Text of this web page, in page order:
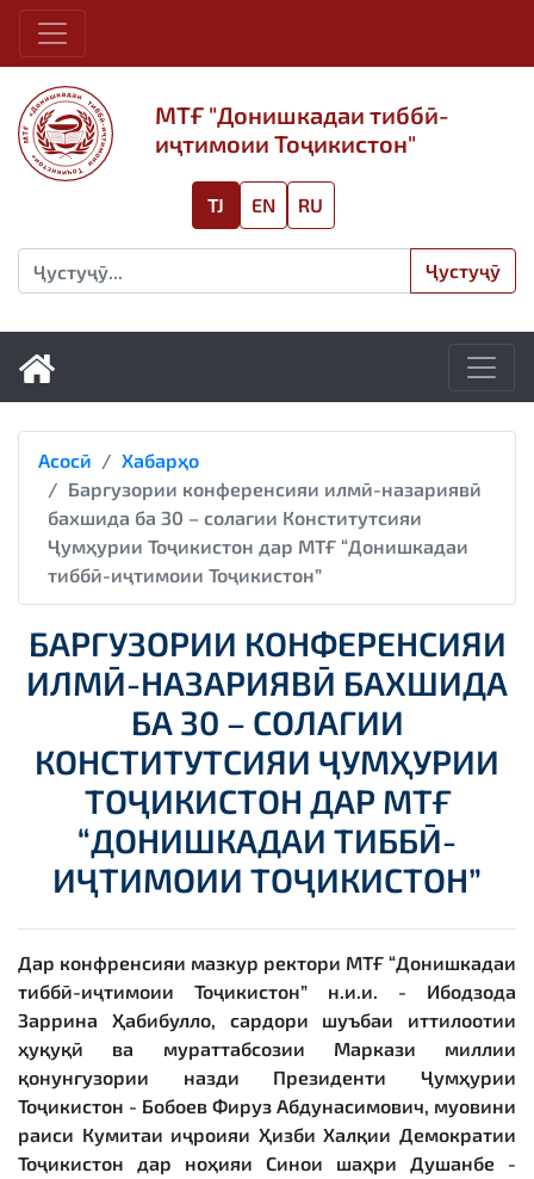
МТҒ "Донишкадаи тиббӣ-
иҷтимоии Тоҷикистон"
Ҷустуҷӯ
TJ RU
EN
Асосӣ
Хабарҳо
Баргузории конференсияи илмӣ-назариявӣ
бахшида ба 30 – солагии Конститутсияи
Ҷумҳурии Тоҷикистон дар МТҒ “Донишкадаи
тиббӣ-иҷтимоии Тоҷикистон”
БАРГУЗОРИИ КОНФЕРЕНСИЯИ
ИЛМӢ-НАЗАРИЯВӢ БАХШИДА
БА 30 – СОЛАГИИ
КОНСТИТУТСИЯИ ҶУМҲУРИИ
ТОҶИКИСТОН ДАР МТҒ
“ДОНИШКАДАИ ТИББӢ-
ИҶТИМОИИ ТОҶИКИСТОН”
Дар конфренсияи мазкур ректори МТҒ “Донишкадаи
тиббӣ-иҷтимоии Тоҷикистон” н.и.и. - Ибодзода
Заррина Ҳабибулло, сардори шуъбаи иттилоотии
ҳуқуқӣ ва мураттабсозии Маркази миллии
қонунгузории назди Президенти Ҷумҳурии
Тоҷикистон - Бобоев Фируз Абдунасимович, муовини
раиси Кумитаи иҷроияи Ҳизби Халқии Демократии
Тоҷикистон дар ноҳияи Синои шаҳри Душанбе -